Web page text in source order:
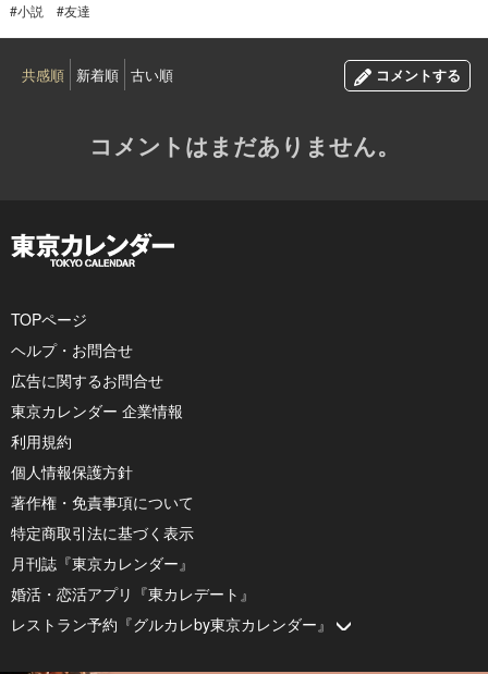
#小説 #友達
共感順 新着順 古い順 コメントする
コメントはまだありません。
TOPページ
ヘルプ・お問合せ
広告に関するお問合せ
東京カレンダー 企業情報
利用規約
個人情報保護方針
著作権・免責事項について
特定商取引法に基づく表示
月刊誌『東京カレンダー』
婚活・恋活アプリ『東カレデート』
レストラン予約『グルカレby東京カレンダー』